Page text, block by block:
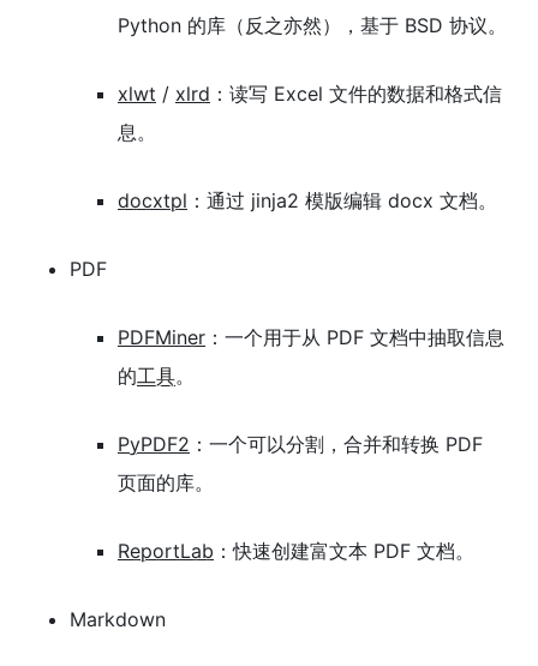
Python 的库（反之亦然），基于 BSD 协议。
xlwt / xlrd ：读写 Excel 文件的数据和格式信
息。
docxtpl ：通过 jinja2 模版编辑 docx 文档。
PDF
PDFMiner ：一个用于从 PDF 文档中抽取信息
的工具。
PyPDF2 ：一个可以分割，合并和转换 PDF
页面的库。
ReportLab ：快速创建富文本 PDF 文档。
Markdown